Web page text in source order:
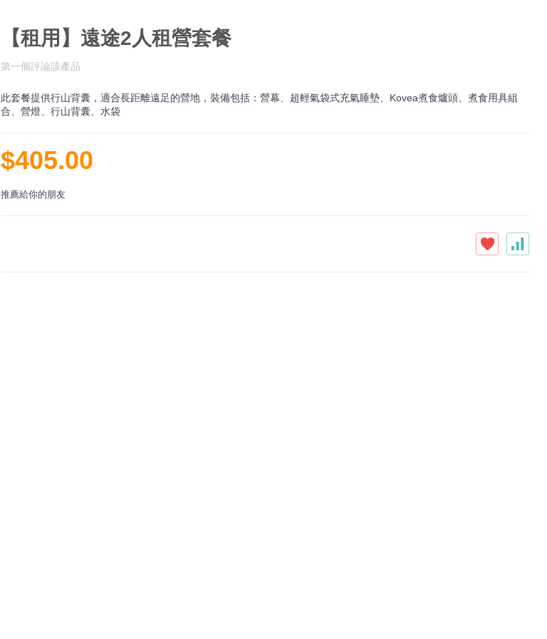
【租用】遠途2人租營套餐
第一個評論該產品
此套餐提供行山背囊，適合長距離遠足的營地，裝備包括：營幕、超輕氣袋式充氣睡墊、Kovea煮食爐頭、煮食用具組
合、營燈、行山背囊、水袋
$405.00
推薦給你的朋友